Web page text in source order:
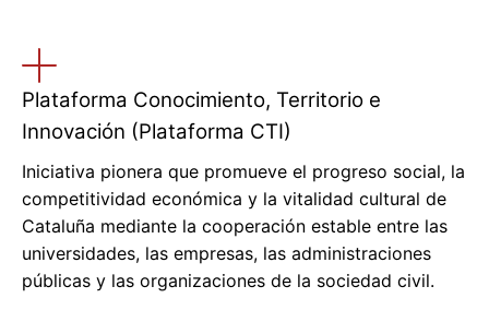
Plataforma Conocimiento, Territorio e
Innovación (Plataforma CTI)
Iniciativa pionera que promueve el progreso social, la
competitividad económica y la vitalidad cultural de
Cataluña mediante la cooperación estable entre las
universidades, las empresas, las administraciones
públicas y las organizaciones de la sociedad civil.